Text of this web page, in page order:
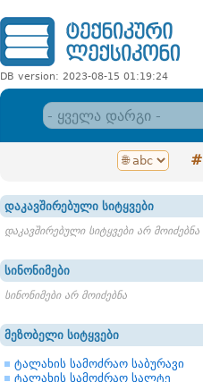
DB version: 2023-08-15 01:19:24
#
დაკავშირებული სიტყვები
დაკავშირებული სიტყვები არ მოიძებნა
სინონიმები
სინონიმები არ მოიძებნა
მეზობელი სიტყვები
ტალახის სამოძრაო საბურავი
ტალახის სამოძრაო სალტე